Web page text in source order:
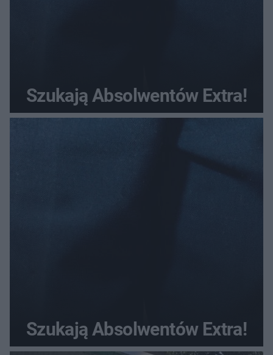
Szukają Absolwentów Extra!
Szukają Absolwentów Extra!